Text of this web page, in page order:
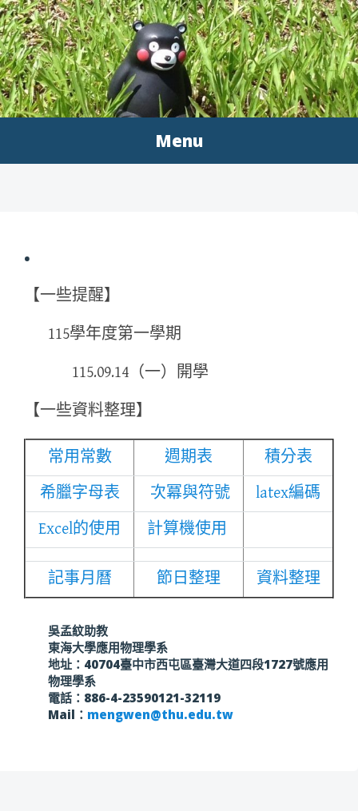
Skip to content
MENGWEN
雜記
Menu
.
【一些提醒】
115學年度第一學期
115.09.14（一）開學
【一些資料整理】
常用常數 週期表
積分表
希臘字母表
次冪與符號
latex編碼
Excel的使用
計算機使用
記事月曆 節日整理 資料整理
吳孟紋助教
東海大學應用物理學系
地址：40704臺中市西屯區臺灣大道四段1727號應用
物理學系
電話：886-4-23590121-32119
Mail： mengwen@thu.edu.tw